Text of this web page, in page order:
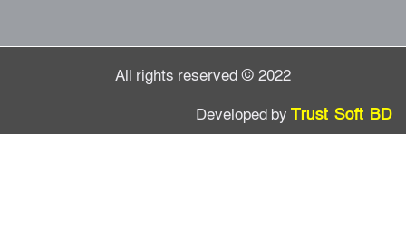
All rights reserved © 2022
Developed by Trust Soft BD